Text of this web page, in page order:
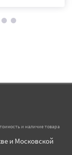
и наличие товара
и Московской